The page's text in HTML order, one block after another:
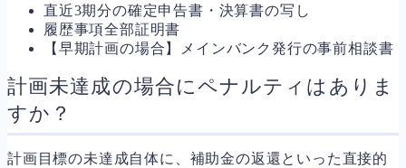
直近3期分の確定申告書・決算書の写し
履歴事項全部証明書
【早期計画の場合】メインバンク発行の事前相談書
計画未達成の場合にペナルティはありま
すか？
計画目標の未達成自体に、補助金の返還といった直接的